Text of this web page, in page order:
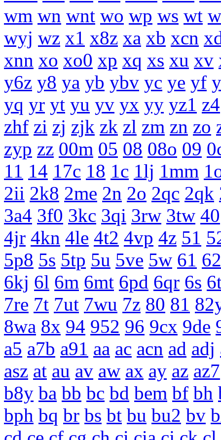
wm wn wnt wo wp ws wt
wyj wz x1 x8z xa xb xcn
xnn xo xo0 xp xq xs xu xv
y6z y8 ya yb ybv yc ye yf
yq yr yt yu yv yx yy yz1 z4
zhf zi zj zjk zk zl zm zn zo
zyp zz 00m 05 08 08o 09
11 14 17c 18 1c 1lj 1mm
2ii 2k8 2me 2n 2o 2qc 2qk
3a4 3f0 3kc 3qi 3rw 3tw 40
4jr 4kn 4le 4t2 4vp 4z 51
5p8 5s 5tp 5u 5ve 5w 61 62
6kj 6l 6m 6mt 6pd 6qr 6s
7re 7t 7ut 7wu 7z 80 81
8wa 8x 94 952 96 9cx 9de
a5 a7b a91 aa ac acn ad adj
asz at au av aw ax ay az az7
b8y ba bb bc bd bem bf bh
bph bq br bs bt bu bu2 bv